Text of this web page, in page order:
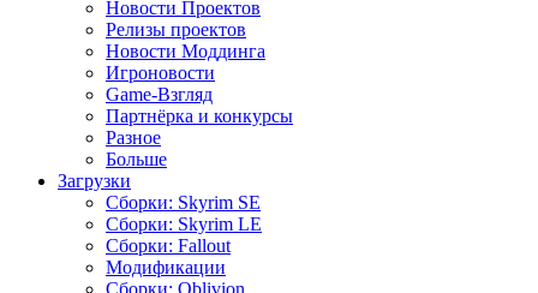
Новости Проектов
Релизы проектов
Новости Моддинга
Игроновости
Game-Взгляд
Партнёрка и конкурсы
Разное
Больше
Загрузки
Сборки: Skyrim SE
Сборки: Skyrim LE
Сборки: Fallout
Модификации
Сборки: Oblivion